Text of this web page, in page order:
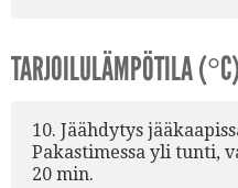
TARJOILULÄMPÖTILA
10. Jäähdytys
Pakastimessa yli tunti,
20 min.